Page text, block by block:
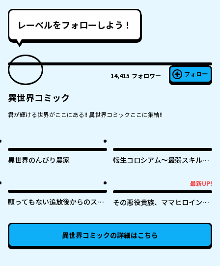
レーベルをフォローしよう！
14,415 フォロワー フォロー
異世界コミック
君が輝ける世界がここにある!! 異世界コミックここに集結!!
異世界のんびり農家
転生コロシアム～最弱スキルで
願ってもない追放後からのスロ
り行きで美少女ギャルの師匠に
なったらなぜかめちゃくちゃ懐
最新UP!
その悪役貴族、ママヒロインが
となり不遇な推しキャラ助けま
くる～
異世界コミックの詳細はこちら